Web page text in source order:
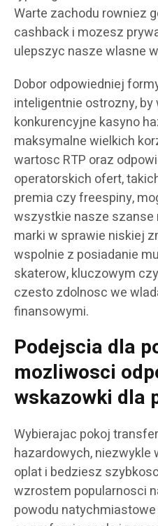
Warte zachodu rowniez
cashback i mozesz
ulepszyc nasze wlasne
Dobor odpowiedniej
inteligentnie ostrozny,
konkurencyjne kasyno
maksymalne wielkich
wartosc RTP oraz
operatorskich ofert,
premia czy freespiny,
wszystkie nasze szanse
marki w sprawie niskiej
wspolnie z posiadanie
skaterow, kluczowym
czesto zdolnosc we
finansowymi.
Podejscia dla
mozliwosci
wskazowki dla
Wybierajac pokoj
hazardowych,
oplat i bedziesz
wzrostem popularnosci
powodu